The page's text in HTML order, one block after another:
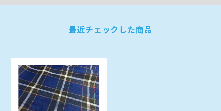
最近チェックした商品